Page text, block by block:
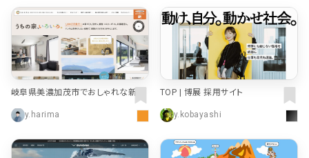
決済画面
パーツから検索
スライダー
スクロール追従
ハンバーガーメニュー
動画
イラストが特徴的なサイト
346
アニメーションが特徴的なサ
イト
297
レイアウトが特徴的なサイト
290
多言語対応
101
動画が特徴的なサイト
スマホ特化・モバイルファース
ト
68
岐阜県美濃加茂市でおしゃれな新築
一戸建てはサンワ｜ワガママ採用率1
00%の工務店
y.harima
TOP | 博展 採用サイト
y.kobayashi